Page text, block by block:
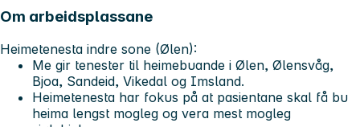
Om arbeidsplassane
Heimetenesta indre sone (Ølen):
Me gir tenester til heimebuande i Ølen, Ølensvåg,
Bjoa, Sandeid, Vikedal og Imsland.
Heimetenesta har fokus på at pasientane skal få bu
heima lengst mogleg og vera mest mogleg